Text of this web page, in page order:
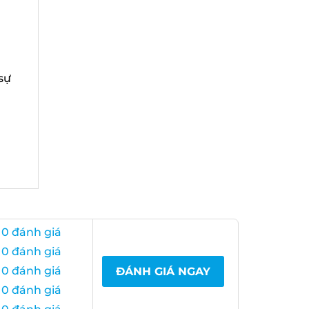
đánh giá
đánh giá
đánh giá
đánh giá
ĐÁNH GIÁ NGAY